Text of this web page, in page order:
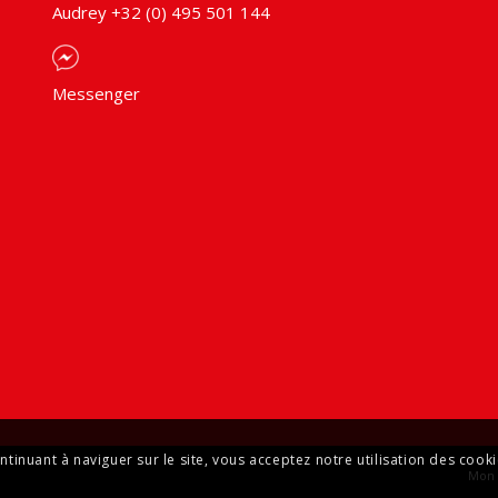
Audrey +32 (0) 495 501 144
Messenger
Mon
à naviguer sur le site, vous acceptez notre utilisation des